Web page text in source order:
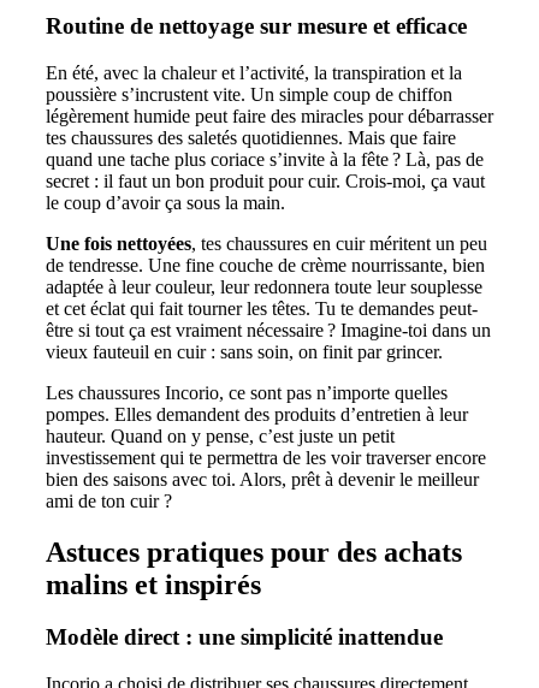
Routine de nettoyage sur mesure et efficace
En été, avec la chaleur et l’activité, la transpiration et la
poussière s’incrustent vite. Un simple coup de chiffon
légèrement humide peut faire des miracles pour débarrasser
tes chaussures des saletés quotidiennes. Mais que faire
quand une tache plus coriace s’invite à la fête ? Là, pas de
secret : il faut un bon produit pour cuir. Crois-moi, ça vaut
le coup d’avoir ça sous la main.
Une fois nettoyées, tes chaussures en cuir méritent un peu
de tendresse. Une fine couche de crème nourrissante, bien
adaptée à leur couleur, leur redonnera toute leur souplesse
et cet éclat qui fait tourner les têtes. Tu te demandes peut-
être si tout ça est vraiment nécessaire ? Imagine-toi dans un
vieux fauteuil en cuir : sans soin, on finit par grincer.
Les chaussures Incorio, ce sont pas n’importe quelles
pompes. Elles demandent des produits d’entretien à leur
hauteur. Quand on y pense, c’est juste un petit
investissement qui te permettra de les voir traverser encore
bien des saisons avec toi. Alors, prêt à devenir le meilleur
ami de ton cuir ?
Astuces pratiques pour des achats
malins et inspirés
Modèle direct : une simplicité inattendue